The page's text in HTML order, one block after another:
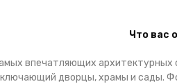
Что вас
впечатляющих архитектурных
дворцы, храмы и сады.